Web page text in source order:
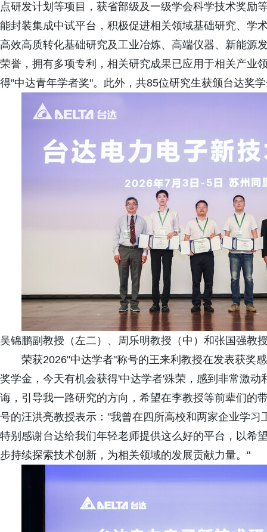
点研发计划等项目，获省部级及一级学会科学技术奖励
能封装集成中试平台，积极促进相关领域基础研究、学
高效高质转化基础研究及工业冶炼、高端仪器、新能源
荣誉，拥有多项专利，相关研究成果已应用于相关产业
得"中达青年学者奖"。此外，共85位研究生获颁台达奖
吴锦鹏副教授（左二）、周乐明教授（中）和张国强教
荣获2026"中达学者"称号的王来利教授在发表获奖
奖学金，今天有机会获得'中达学者'殊荣，感到非常激
诲，引导我一路研究的方向，希望在李教授等前辈们的
号的汪洪亮教授表示："我曾在四所高校和两家企业学
特别感谢台达给我们年轻老师提供这么好的平台，以希
步持续探索技术创新，为相关领域的发展贡献力量。"